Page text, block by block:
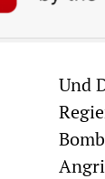
Und